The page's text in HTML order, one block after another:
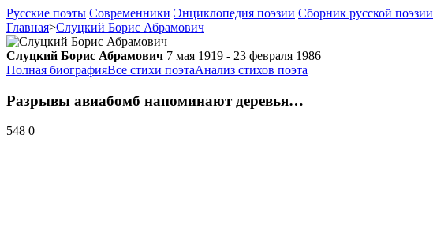
Русские поэты Современники Энциклопедия поэзии Сборник русской поэзии
Главная>Слуцкий Борис Абрамович
Слуцкий Борис Абрамович 7 мая 1919 - 23 февраля 1986
Полная биографияВсе стихи поэтаАнализ стихов поэта
Разрывы авиабомб напоминают деревья…
548 0